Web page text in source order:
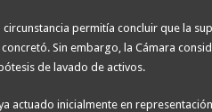
circunstancia permitía concluir que la
Sin embargo, la Cámara
de lavado de activos.
actuado inicialmente en